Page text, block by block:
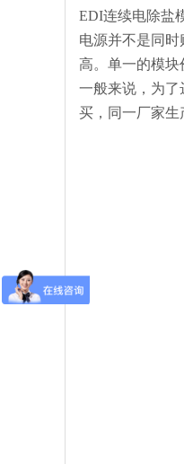
EDI连续电除盐
电源并不是同
高。单一的模块
一般来说，为
买，同一厂家生